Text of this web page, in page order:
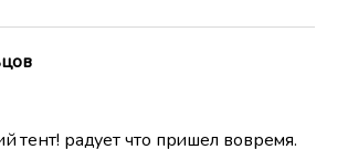
тент! радует что пришел вовремя.